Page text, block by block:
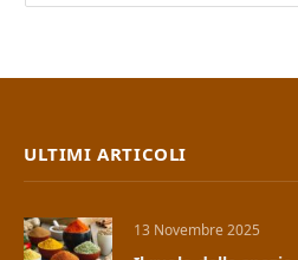
ULTIMI ARTICOLI
13 Novembre 2025